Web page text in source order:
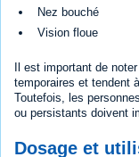
Nez bouché
Vision floue
Il est important de
temporaires et tendent
Toutefois, les
ou persistants doivent
Dosage et